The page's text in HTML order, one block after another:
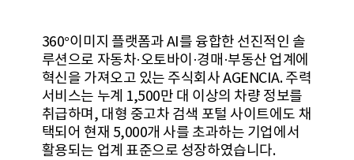
360°이미지 플랫폼과 AI를 융합한 선진적인 솔
루션으로 자동차·오토바이·경매·부동산 업계에
혁신을 가져오고 있는 주식회사 AGENCIA. 주력
서비스는 누계 1,500만 대 이상의 차량 정보를
취급하며, 대형 중고차 검색 포털 사이트에도 채
택되어 현재 5,000개 사를 초과하는 기업에서
활용되는 업계 표준으로 성장하였습니다.